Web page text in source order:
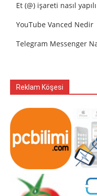
Et (@) işareti nasıl
YouTube Vanced Nedir
Telegram Messenger
Reklam Köşesi